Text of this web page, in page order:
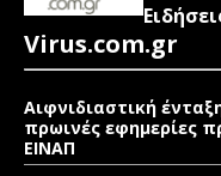
Virus.com.gr
Αιφνιδιαστική
πρωινές εφημερίες
ΕΙΝΑΠ